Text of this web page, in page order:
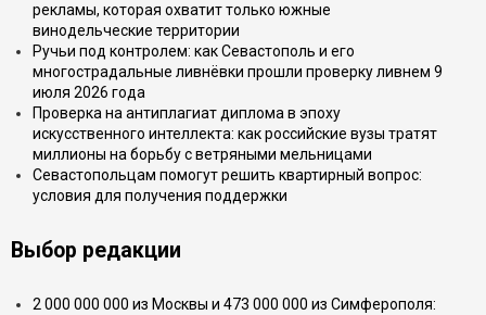
рекламы, которая охватит только южные
винодельческие территории
Ручьи под контролем: как Севастополь и его
многострадальные ливнёвки прошли проверку ливнем 9
июля 2026 года
Проверка на антиплагиат диплома в эпоху
искусственного интеллекта: как российские вузы тратят
миллионы на борьбу с ветряными мельницами
Севастопольцам помогут решить квартирный вопрос:
условия для получения поддержки
Выбор редакции
2 000 000 000 из Москвы и 473 000 000 из Симферополя: